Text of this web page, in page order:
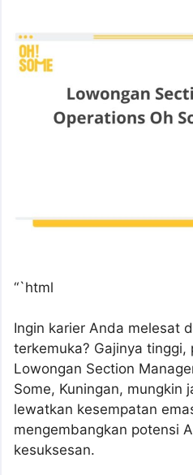
“`html
Ingin karier Anda melesat
terkemuka? Gajinya tinggi,
Lowongan Section
Some, Kuningan, mungkin
lewatkan kesempatan
mengembangkan potensi
kesuksesan.